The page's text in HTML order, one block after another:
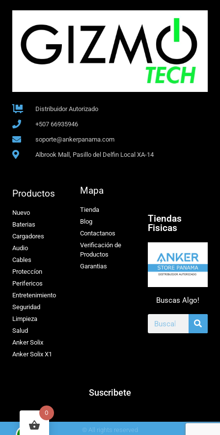
Distribuidor Autorizado
+507 66935946
soporte@ankerpanama.com
Albrook Mall, Pasillo del Delfin Local XA-14
Productos
Nuevo
Baterias
Cargadores
Audio
Cables
Proteccíon
Perifericos
Entretenimiento
Seguridad
Limpieza
Salud
Anker Solix
Anker Solix X1
Mapa
Tienda
Blog
Contactanos
Verificación de
Productos
Garantias
Tiendas
Fisicas
Buscas Algo!
Suscribete
© All rights reserved
0